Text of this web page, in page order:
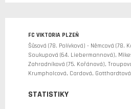
FC VIKTORIA PLZEŇ
Šůsová (78. Polívková) - Němcová (78.
Soukupová (64. Liebermannová),
Zahradníková (75. Kořánová),
Krumpholcová, Cardová,
STATISTIKY